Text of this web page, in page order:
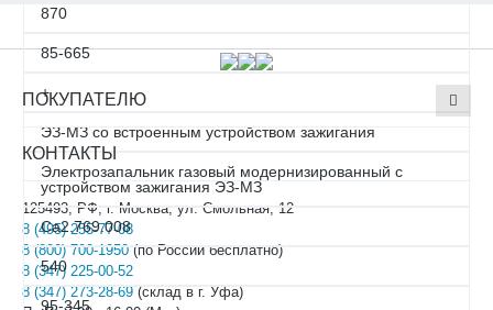
870
85-665
+
ЭЗ-МЗ со встроенным устройством зажигания
Электрозапальник газовый модернизированный с
устройством зажигания ЭЗ-МЗ
Са2.769.008
540
95-345
ПОКУПАТЕЛЮ
КОНТАКТЫ
125493, РФ, г. Москва, ул. Смольная, 12
8 (495) 255-77-08
8 (800) 700-1950 (по России бесплатно)
8 (347) 225-00-52
8 (347) 273-28-69 (склад в г. Уфа)